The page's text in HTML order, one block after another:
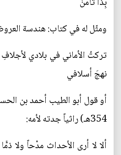
ومثّل له في كتاب: هندسة العروض من
تركتُ الأماني في بلادي
نهجَ أسلافي
354هـ) راثياً جدته لأمه:
ألا لا أرى الأحداث مدْحاً ولا